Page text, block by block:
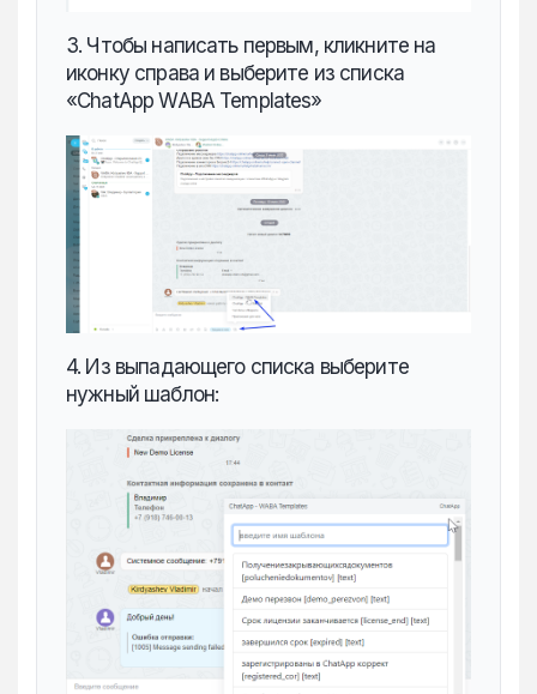
3. Чтобы написать первым, кликните на
иконку справа и выберите из списка
«ChatApp WABA Templates»
4. Из выпадающего списка выберите
нужный шаблон: